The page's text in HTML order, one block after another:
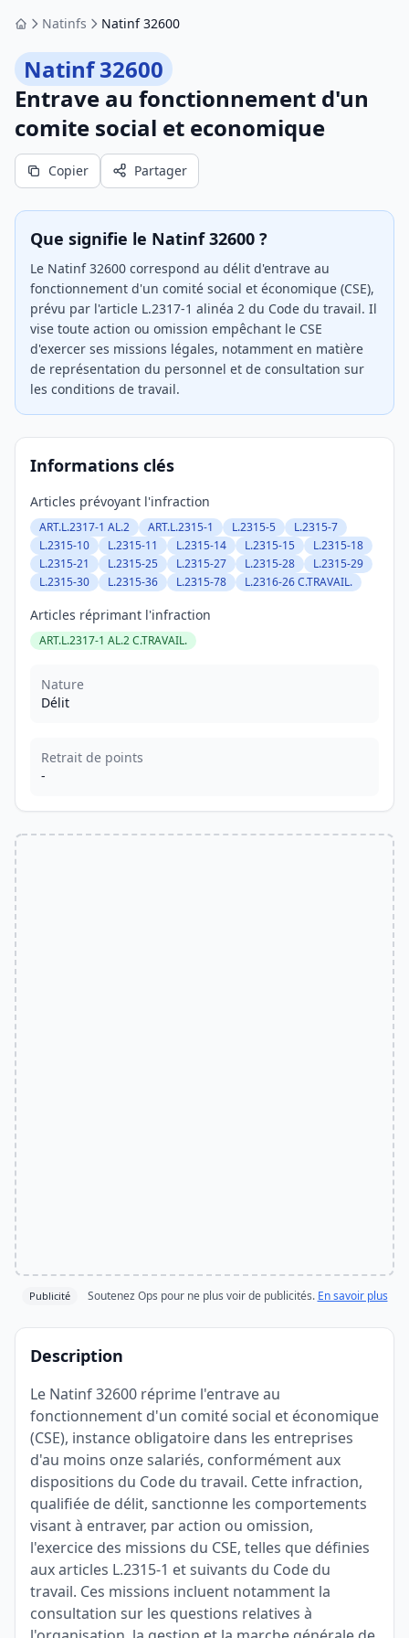
AccueilNatinfs Natinf 32600
Natinf 32600
Entrave au fonctionnement d'un
comite social et economique
Copier Partager
Que signifie le Natinf 32600 ?
Le Natinf 32600 correspond au délit d'entrave au
fonctionnement d'un comité social et économique (CSE),
prévu par l'article L.2317-1 alinéa 2 du Code du travail. Il
vise toute action ou omission empêchant le CSE
d'exercer ses missions légales, notamment en matière
de représentation du personnel et de consultation sur
les conditions de travail.
Informations clés
Articles prévoyant l'infraction
ART.L.2317-1 AL.2 ART.L.2315-1 L.2315-5
L.2315-7
L.2315-10
L.2315-11 L.2315-14 L.2315-15
L.2315-18
L.2315-21
L.2315-25 L.2315-27 L.2315-28
L.2315-29
L.2315-30
L.2315-36 L.2315-78 L.2316-26 C.TRAVAIL.
Articles réprimant l'infraction
ART.L.2317-1 AL.2 C.TRAVAIL.
Nature
Délit
Retrait de points
-
Publicité Soutenez Ops pour ne plus voir de publicités. En savoir plus
Description
Le Natinf 32600 réprime l'entrave au
fonctionnement d'un comité social et économique
(CSE), instance obligatoire dans les entreprises
d'au moins onze salariés, conformément aux
dispositions du Code du travail. Cette infraction,
qualifiée de délit, sanctionne les comportements
visant à entraver, par action ou omission,
l'exercice des missions du CSE, telles que définies
aux articles L.2315-1 et suivants du Code du
travail. Ces missions incluent notamment la
consultation sur les questions relatives à